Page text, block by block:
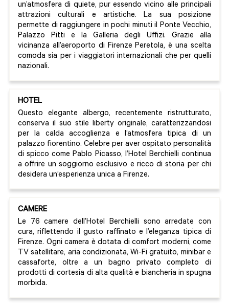
un’atmosfera di quiete, pur essendo vicino alle principali
attrazioni culturali e artistiche. La sua posizione
permette di raggiungere in pochi minuti il Ponte Vecchio,
Palazzo Pitti e la Galleria degli Uffizi. Grazie alla
vicinanza all’aeroporto di Firenze Peretola, è una scelta
comoda sia per i viaggiatori internazionali che per quelli
nazionali.
HOTEL
Questo elegante albergo, recentemente ristrutturato,
conserva il suo stile liberty originale, caratterizzandosi
per la calda accoglienza e l’atmosfera tipica di un
palazzo fiorentino. Celebre per aver ospitato personalità
di spicco come Pablo Picasso, l’Hotel Berchielli continua
a offrire un soggiorno esclusivo e ricco di storia per chi
desidera un’esperienza unica a Firenze.
CAMERE
Le 76 camere dell’Hotel Berchielli sono arredate con
cura, riflettendo il gusto raffinato e l’eleganza tipica di
Firenze. Ogni camera è dotata di comfort moderni, come
TV satellitare, aria condizionata, Wi-Fi gratuito, minibar e
cassaforte, oltre a un bagno privato completo di
prodotti di cortesia di alta qualità e biancheria in spugna
morbida.